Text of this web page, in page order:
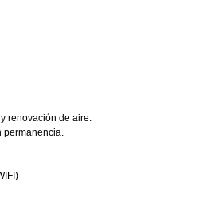
renovación de aire.
permanencia.